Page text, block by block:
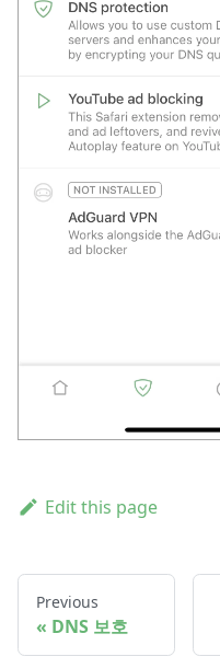
Edit this page
Previous
DNS 보호